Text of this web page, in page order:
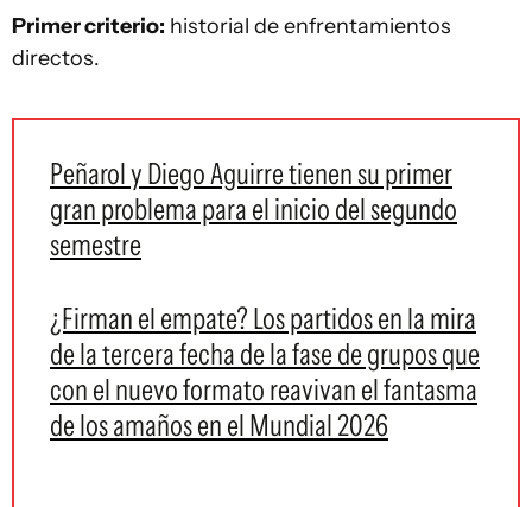
Primer criterio: historial de enfrentamientos
directos.
Peñarol y Diego Aguirre tienen su primer
gran problema para el inicio del segundo
semestre
¿Firman el empate? Los partidos en la mira
de la tercera fecha de la fase de grupos que
con el nuevo formato reavivan el fantasma
de los amaños en el Mundial 2026